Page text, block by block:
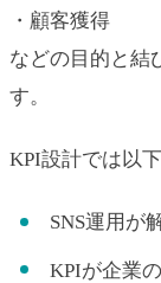
・顧客獲得
などの目的と結
す。
KPI設計では以
SNS運用が
KPIが企業